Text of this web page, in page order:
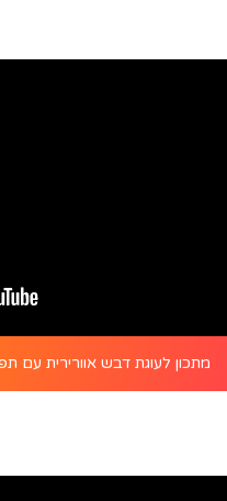
מתכון לעוגת דבש אוורירית עם